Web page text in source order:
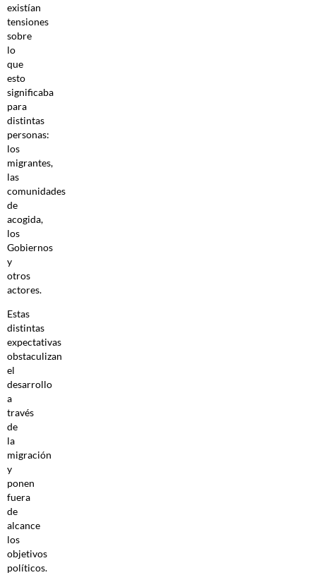
existían
tensiones
sobre
lo
que
esto
significaba
para
distintas
personas:
los
migrantes,
las
comunidades
de
acogida,
los
Gobiernos
y
otros
actores.
Estas
distintas
expectativas
obstaculizan
el
desarrollo
a
través
de
la
migración
y
ponen
fuera
de
alcance
los
objetivos
políticos.